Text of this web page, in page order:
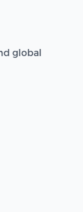
global